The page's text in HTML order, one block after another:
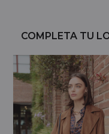
COMPLETA TU